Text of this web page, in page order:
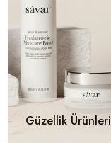
Güzellik Ürünleri